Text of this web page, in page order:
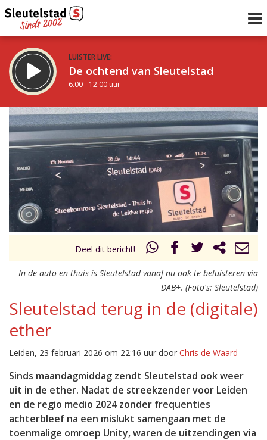
LUISTER LIVE:
De ochtend van Sleutelstad
6.00 - 12.00 uur
STRAKS:
De middag van Sleutelstad
12.00 - 19.00 uur
Vorig uur
uur 1 van 0 Volgend uur
Deel dit bericht!
In de auto en thuis is Sleutelstad vanaf nu ook te beluisteren via
DAB+. (Foto's: Sleutelstad)
Sleutelstad terug in de (digitale)
ether
Leiden, 23 februari 2026 om 22:16 uur door Chris de Waard
Sinds maandagmiddag zendt Sleutelstad ook weer
uit in de ether. Nadat de streekzender voor Leiden
en de regio medio 2024 zonder frequenties
achterbleef na een mislukt samengaan met de
toenmalige omroep Unity, waren de uitzendingen via